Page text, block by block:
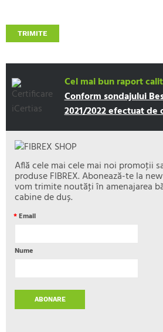
TRIMITE
Cel mai bun raport
Conform sondajului
2021/2022 efectuat de
Află cele mai cele mai noi promoţii
produse FIBREX. Abonează-te la
vom trimite noutăţi în amenajarea
cabine de duș.
*Email
Nume
ABONARE